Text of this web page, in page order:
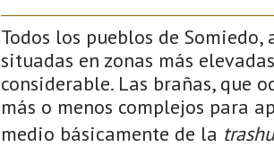
Todos los pueblos de
situadas en zonas más
considerable. Las brañas, que
más o menos complejos para
medio básicamente de la